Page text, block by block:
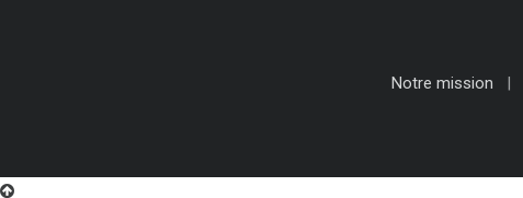
Notre mission